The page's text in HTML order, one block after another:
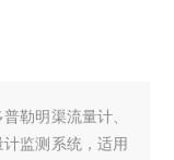
勒明渠流量计、
监测系统，适用